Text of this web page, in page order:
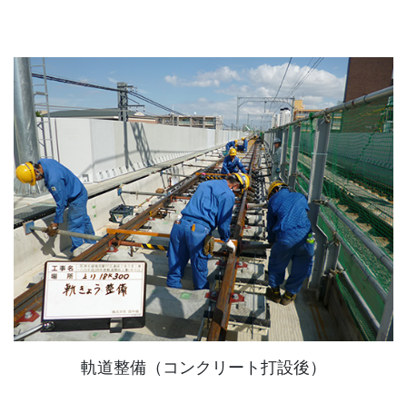
軌道整備（コンクリート打設後）